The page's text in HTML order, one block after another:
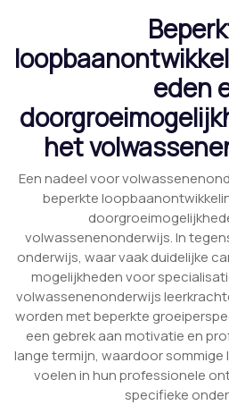
eden
het
Een nadeel voor
beperkte
volwassenenonderwijs. In
onderwijs, waar vaak duidelijke
mogelijkheden voor
volwassenenonderwijs
worden met beperkte
een gebrek aan motivatie en
lange termijn, waardoor
voelen in hun professionele
specifieke